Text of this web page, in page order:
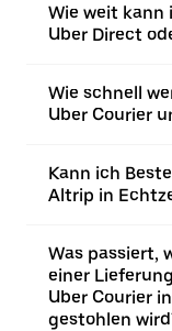
Wie weit
Uber Direct
Wie schnell
Uber Courier
Kann ich
Altrip in
Was passiert,
einer
Uber Courier
gestohlen